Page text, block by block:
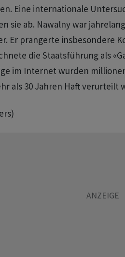
Eine internationale
sie ab. Nawalny war
Er prangerte insbesondere
die Staatsführung als
im Internet wurden
als 30 Jahren Haft verurteilt